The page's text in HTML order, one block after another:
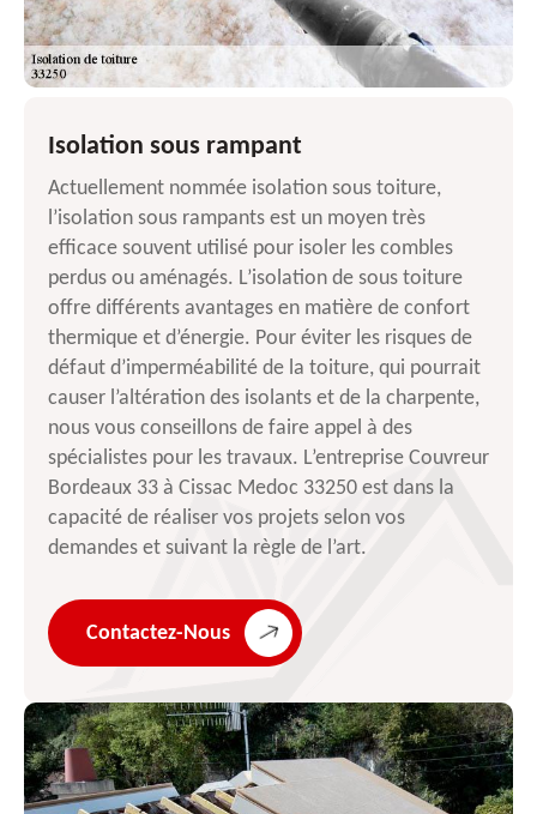
Isolation sous rampant
Actuellement nommée isolation sous toiture,
l’isolation sous rampants est un moyen très
efficace souvent utilisé pour isoler les combles
perdus ou aménagés. L’isolation de sous toiture
offre différents avantages en matière de confort
thermique et d’énergie. Pour éviter les risques de
défaut d’imperméabilité de la toiture, qui pourrait
causer l’altération des isolants et de la charpente,
nous vous conseillons de faire appel à des
spécialistes pour les travaux. L’entreprise Couvreur
Bordeaux 33 à Cissac Medoc 33250 est dans la
capacité de réaliser vos projets selon vos
demandes et suivant la règle de l’art.
Contactez-Nous